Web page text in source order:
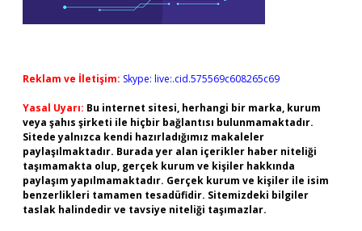
Reklam ve İletişim: Skype: live:.cid.575569c608265c69
Yasal Uyarı: Bu internet sitesi, herhangi bir marka, kurum
veya şahıs şirketi ile hiçbir bağlantısı bulunmamaktadır.
Sitede yalnızca kendi hazırladığımız makaleler
paylaşılmaktadır. Burada yer alan içerikler haber niteliği
taşımamakta olup, gerçek kurum ve kişiler hakkında
paylaşım yapılmamaktadır. Gerçek kurum ve kişiler ile isim
benzerlikleri tamamen tesadüfidir. Sitemizdeki bilgiler
taslak halindedir ve tavsiye niteliği taşımazlar.